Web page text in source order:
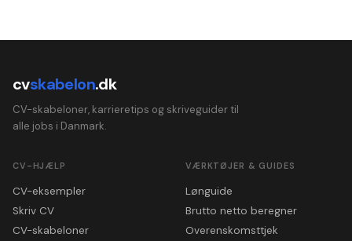
cvskabelon.dk
CV-skabeloner, karrieretips og skriveguider til
alle jobs i Danmark.
CV-HJÆLP
CV-eksempler
Skriv CV
CV-skabeloner
VÆRKTØJER & GUIDES
Lønguide
Brutto netto beregner
Overenskomsttjek